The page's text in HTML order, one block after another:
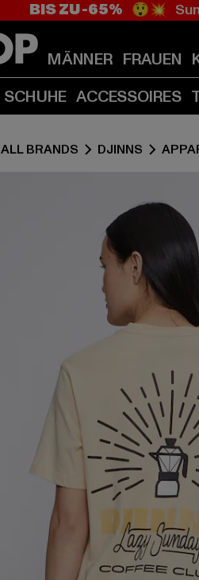
BIS ZU -65% 😲💥
MÄNNER FRAUEN
SCHUHE ACCESSOIRES
ALL BRANDS DJINNS